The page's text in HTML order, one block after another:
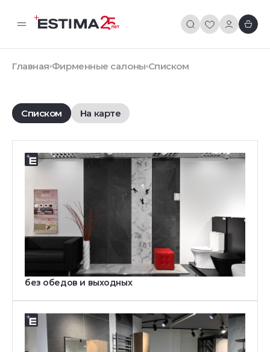
Главная Фирменные салоны Списком
Списком На карте
Фирменный салон
АДРЕС:
117519, Москва, Кировоградская улица, 15,
павильон Т 0.9/1/1
ТЕЛЕФОН:
8 (499) 110-60-40
E-MAIL:
salon-msk@estima.ru
РЕЖИМ РАБОТЫ:
Пн-Вс: c 10.00 до 21.00
без обедов и выходных
Фирменный салон
АДРЕС: